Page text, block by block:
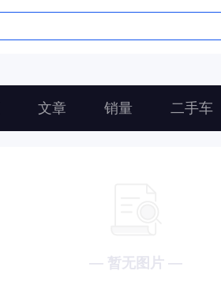
文章 销量 二手车
— 暂无图片 —